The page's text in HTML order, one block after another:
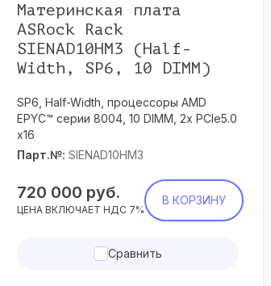
Материнская плата
ASRock Rack
SIENAD10HM3 (Half-
Width, SP6, 10 DIMM)
SP6, Half-Width, процессоры AMD
EPYC™ серии 8004, 10 DIMM, 2x PCIe5.0
x16
Парт.№: SIENAD10HM3
720 000 руб.
ЦЕНА ВКЛЮЧАЕТ НДС 7%
В КОРЗИНУ
Сравнить